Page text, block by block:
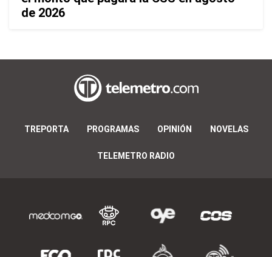
de 2026
TREPORTA PROGRAMAS OPINIÓN NOVELAS
TELEMETRO RADIO